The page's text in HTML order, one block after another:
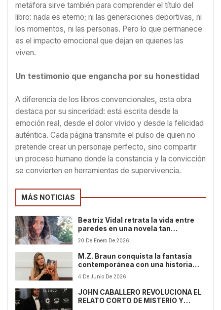
metáfora sirve también para comprender el título del
libro: nada es eterno; ni las generaciones deportivas, ni
los momentos, ni las personas. Pero lo que permanece
es el impacto emocional que dejan en quienes las
viven.
Un testimonio que engancha por su honestidad
A diferencia de los libros convencionales, esta obra
destaca por su sinceridad: está escrita desde la
emoción real, desde el dolor vivido y desde la felicidad
auténtica. Cada página transmite el pulso de quien no
pretende crear un personaje perfecto, sino compartir
un proceso humano donde la constancia y la convicción
se convierten en herramientas de supervivencia.
MÁS NOTICIAS
Beatriz Vidal retrata la vida entre
paredes en una novela tan
incómoda como necesaria
20 De Enero De 2026
M.Z. Braun conquista la fantasía
contemporánea con una historia
cargada de misterio, fuego y
4 De Junio De 2026
JOHN CABALLERO REVOLUCIONA EL
RELATO CORTO DE MISTERIO Y